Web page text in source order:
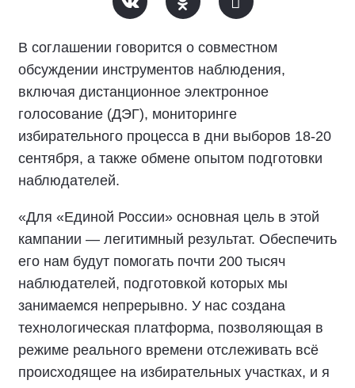
В соглашении говорится о совместном
обсуждении инструментов наблюдения,
включая дистанционное электронное
голосование (ДЭГ), мониторинге
избирательного процесса в дни выборов 18-20
сентября, а также обмене опытом подготовки
наблюдателей.
«Для «Единой России» основная цель в этой
кампании — легитимный результат. Обеспечить
его нам будут помогать почти 200 тысяч
наблюдателей, подготовкой которых мы
занимаемся непрерывно. У нас создана
технологическая платформа, позволяющая в
режиме реального времени отслеживать всё
происходящее на избирательных участках, и я